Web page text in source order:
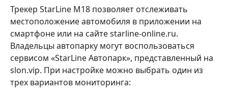
Трекер StarLine M18 позволяет отслеживать
местоположение автомобиля в приложении на
смартфоне или на сайте starline-online.ru.
Владельцы автопарку могут воспользоваться
сервисом «StarLine Автопарк», представленный на
slon.vip. При настройке можно выбрать один из
трех вариантов мониторинга: